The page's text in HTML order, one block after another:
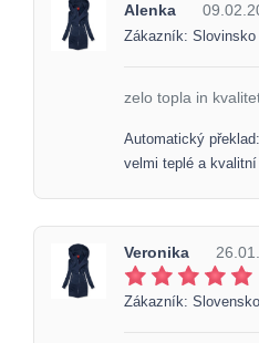
Alenka
Zákazník: Slovinsko
zelo topla in
Automatický překlad:
velmi teplé a
Veronika
Zákazník: Slovensko